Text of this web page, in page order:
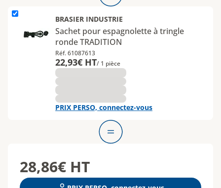
L'élément Sachet pour espagnolette à tringle ronde TRADITION
BRASIER INDUSTRIE
Sachet pour espagnolette à tringle
ronde TRADITION
Réf. 61087613
22,93€ HT/ 1 pièce
PRIX PERSO, connectez-vous
28,86€ HT